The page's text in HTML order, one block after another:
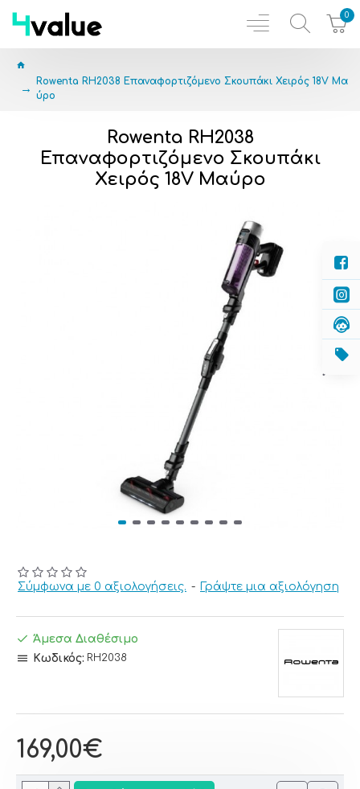
0
Rowenta RH2038 Επαναφορτιζόμενο Σκουπάκι Χειρός 18V Μα
ύρο
Rowenta RH2038
Επαναφορτιζόμενο Σκουπάκι
Χειρός 18V Μαύρο
Σύμφωνα με 0 αξιολογήσεις. - Γράψτε μια αξιολόγηση
169,00€
Άμεσα Διαθέσιμο
Κωδικός: RH2038